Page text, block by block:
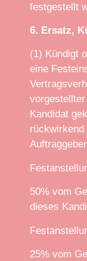
festgestellt
6. Ersatz,
(1) Kündigt
eine
Kandidat
rückwirkend
50% vom
dieses
25% vom